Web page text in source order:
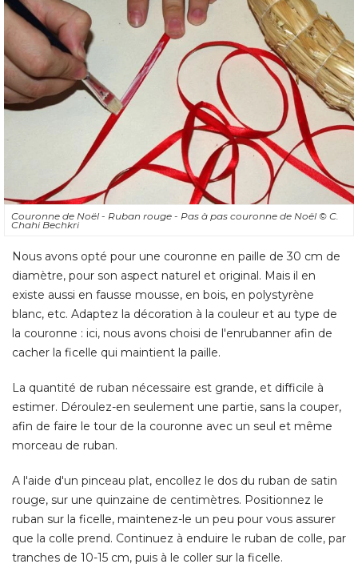
Couronne de Noël - Ruban rouge - Pas à pas couronne de Noël © C.
Chahi Bechkri
Nous avons opté pour une couronne en paille de 30 cm de
diamètre, pour son aspect naturel et original. Mais il en
existe aussi en fausse mousse, en bois, en polystyrène
blanc, etc. Adaptez la décoration à la couleur et au type de
la couronne : ici, nous avons choisi de l'enrubanner afin de
cacher la ficelle qui maintient la paille.
La quantité de ruban nécessaire est grande, et difficile à
estimer. Déroulez-en seulement une partie, sans la couper,
afin de faire le tour de la couronne avec un seul et même
morceau de ruban.
A l'aide d'un pinceau plat, encollez le dos du ruban de satin
rouge, sur une quinzaine de centimètres. Positionnez le
ruban sur la ficelle, maintenez-le un peu pour vous assurer
que la colle prend. Continuez à enduire le ruban de colle, par
tranches de 10-15 cm, puis à le coller sur la ficelle.